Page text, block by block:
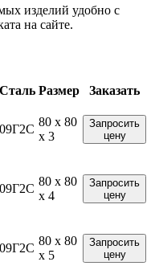
изделий удобно с
на сайте.
Сталь Размер
Заказать
09Г2С
80 x 80
x 3
Запросить
цену
09Г2С
80 x 80
x 4
Запросить
цену
09Г2С
80 x 80
x 5
Запросить
цену